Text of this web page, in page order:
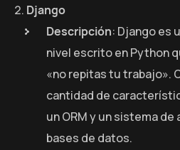
Django
Descripción: Django es
nivel escrito en Python
«no repitas tu trabajo».
cantidad de
un ORM y un sistema
bases de datos.